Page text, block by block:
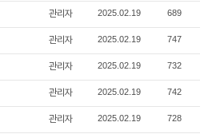
관리자 2025.02.19 689
관리자 2025.02.19 747
관리자 2025.02.19 732
관리자 2025.02.19 742
관리자 2025.02.19 728